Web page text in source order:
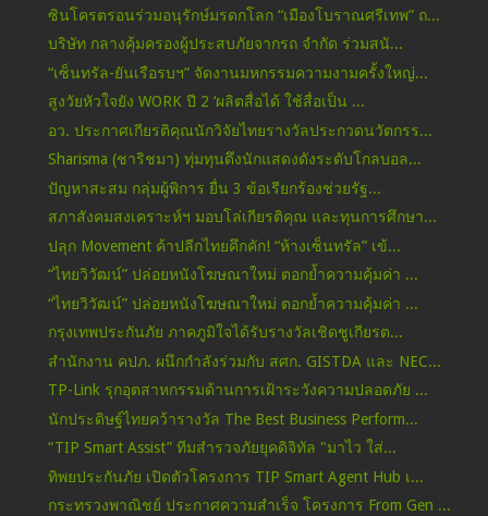
ซินโครตรอนร่วมอนุรักษ์มรดกโลก “เมืองโบราณศรีเทพ” ถ...
บริษัท กลางคุ้มครองผู้ประสบภัยจากรถ จำกัด ร่วมสนั...
“เซ็นทรัล-ยันเรือรบฯ” จัดงานมหกรรมความงามครั้งใหญ่...
สูงวัยหัวใจยัง WORK ปี 2 ‘ผลิตสื่อได้ ใช้สื่อเป็น ...
อว. ประกาศเกียรติคุณนักวิจัยไทยรางวัลประกวดนวัตกรร...
Sharisma (ชาริชมา) ทุ่มทุนดึงนักแสดงดังระดับโกลบอล...
ปัญหาสะสม กลุ่มผู้พิการ ยื่น 3 ข้อเรียกร้องช่วยรัฐ...
สภาสังคมสงเคราะห์ฯ มอบโล่เกียรติคุณ และทุนการศึกษา...
ปลุก Movement ค้าปลีกไทยคึกคัก! “ห้างเซ็นทรัล” เข้...
“ไทยวิวัฒน์” ปล่อยหนังโฆษณาใหม่ ตอกย้ำความคุ้มค่า ...
“ไทยวิวัฒน์” ปล่อยหนังโฆษณาใหม่ ตอกย้ำความคุ้มค่า ...
กรุงเทพประกันภัย ภาคภูมิใจได้รับรางวัลเชิดชูเกียรต...
สำนักงาน คปภ. ผนึกกำลังร่วมกับ สศก. GISTDA และ NEC...
TP-Link รุกอุตสาหกรรมด้านการเฝ้าระวังความปลอดภัย ...
นักประดิษฐ์ไทยคว้ารางวัล The Best Business Perform...
“TIP Smart Assist” ทีมสำรวจภัยยุคดิจิทัล "มาไว ใส่...
ทิพยประกันภัย เปิดตัวโครงการ TIP Smart Agent Hub เ...
กระทรวงพาณิชย์ ประกาศความสำเร็จ โครงการ From Gen ...